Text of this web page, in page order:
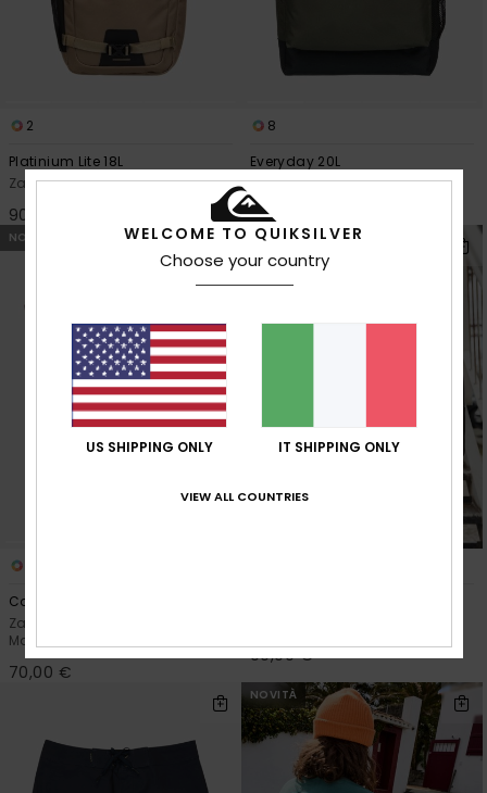
2
Platinium Lite 18L
Zaino medio Beige Uomo
90,00 €
8
Everyday 20L
Zainetto Verde Uomo
35,00 €
NOVITÀ
Commute 37L
Zaino da surf extra large
Marrone Uomo
70,00 €
NOVITÀ
90,00 €
NOVITÀ
WELCOME TO QUIKSILVER
Choose your country
US SHIPPING ONLY IT SHIPPING ONLY
VIEW ALL COUNTRIES